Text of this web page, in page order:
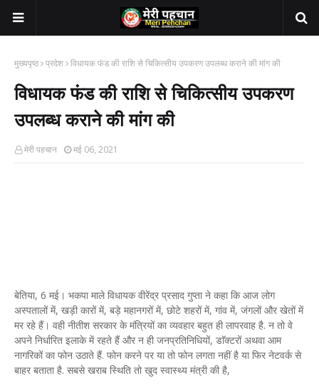
मुख्यपृष्ठ प्रदेश विधायक फंड की राशि से चिकित्सीय उपकरण उपलब्ध कराने की मांग की
विधायक फंड की राशि से चिकित्सीय उपकरण
उपलब्ध कराने की मांग की
मेरी पहचान मई 06, 2021
बेतिया, 6 मई। भकपा माले विधायक वीरेंद्र प्रसाद गुप्ता ने कहा कि आज लोग
अस्पतालों में, खड़ी कारों में, बड़े महानगरों में, छोटे शहरों में, गांव में, जंगलों और खेतों में
मर रहे हैं। वही नीतीश सरकार के मंत्रियों का व्यवहार बहुत ही लापरवाह है. न तो वे
अपने निर्धारित इलाके में रहते हैं और न ही जनप्रतिनिधियों, डाॅक्टरों अथवा आम
नागरिकों का फोन उठाते हैं. फोन करने पर या तो फोन लगता नहीं है या फिर नेटवर्क से
बाहर बताता है. सबसे खराब स्थिति तो खुद स्वास्थ्य मंत्री की है,